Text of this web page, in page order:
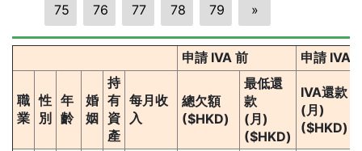
75 76 77 78 79 »
申請 IVA 前 申請 IVA
職
業
性
別
年
齡
婚
姻
持
有
資
產
每月收
入
總欠額
($HKD)
最低還
款
(月)
($HKD)
IVA還款
(月)
($HKD)